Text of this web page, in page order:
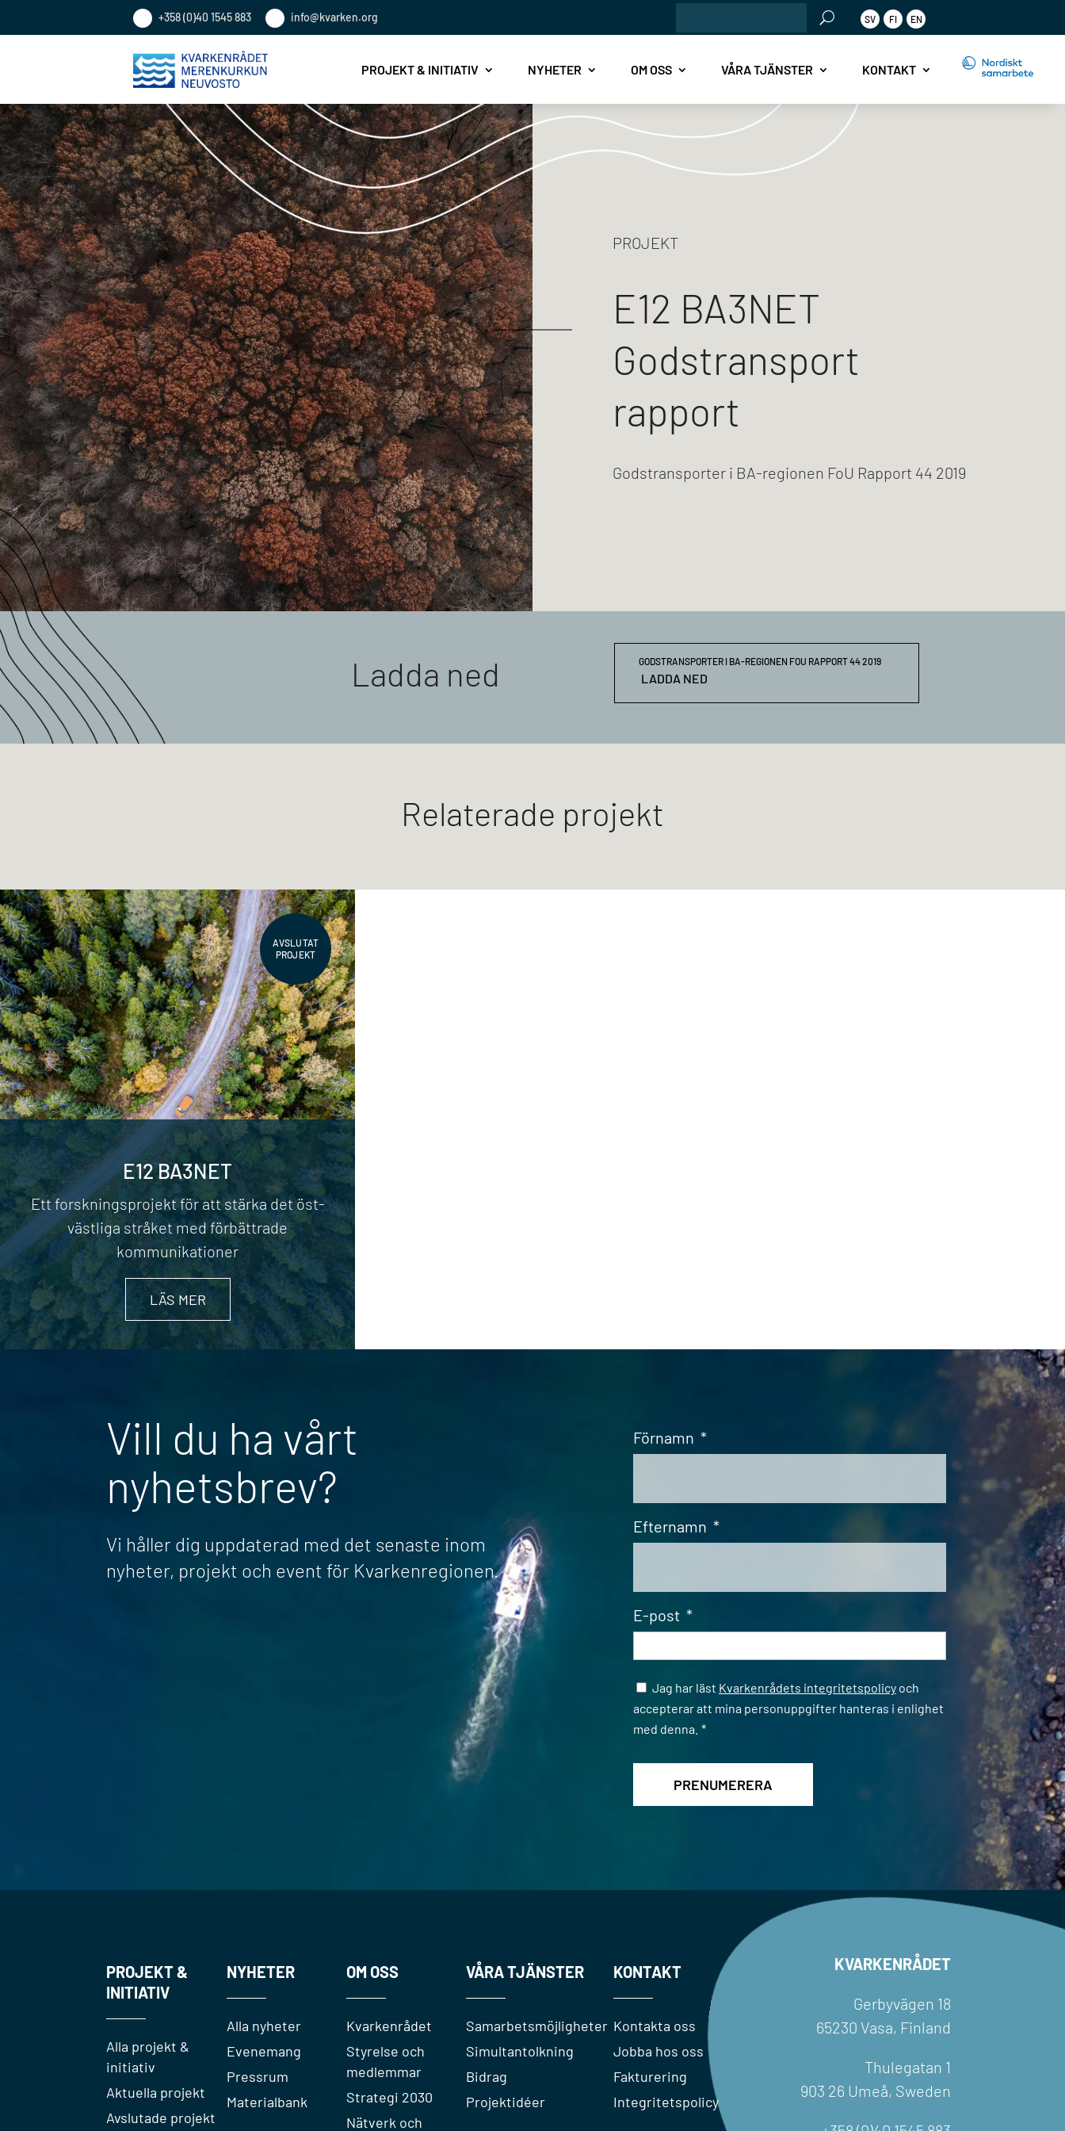
+358 (0)40 1545 883 info@kvarken.org
efter:
SV FI EN
PROJEKT & INITIATIV NYHETER OM OSS VÅRA TJÄNSTER KONTAKT
PROJEKT
E12 BA3NET
Godstransport
rapport
Godstransporter i BA-regionen FoU Rapport 44 2019
Ladda ned GODSTRANSPORTER I BA-REGIONEN FOU RAPPORT 44 2019
LADDA NED
Relaterade projekt
AVSLUTAT
PROJEKT
E12 BA3NET
Ett forskningsprojekt för att stärka det öst-
västliga stråket med förbättrade
kommunikationer
LÄS MER
Vill du ha vårt
nyhetsbrev?
Vi håller dig uppdaterad med det senaste inom
nyheter, projekt och event för Kvarkenregionen.
Förnamn *
Efternamn *
E-post *
Samtycke *
Jag har läst Kvarkenrådets integritetspolicyoch
accepterar att mina personuppgifter hanteras i enlighet
med denna. *
PROJEKT &
INITIATIV
Alla projekt &
initiativ
Aktuella projekt
Avslutade projekt
NYHETER
Alla nyheter
Evenemang
Pressrum
Materialbank
OM OSS
Kvarkenrådet
Styrelse och
medlemmar
Strategi 2030
Nätverk och
VÅRA TJÄNSTER
Samarbetsmöjligheter
Simultantolkning
Bidrag
Projektidéer
KONTAKT
Kontakta oss
Jobba hos oss
Fakturering
Integritetspolicy
KVARKENRÅDET
Gerbyvägen 18
65230 Vasa, Finland
Thulegatan 1
903 26 Umeå, Sweden